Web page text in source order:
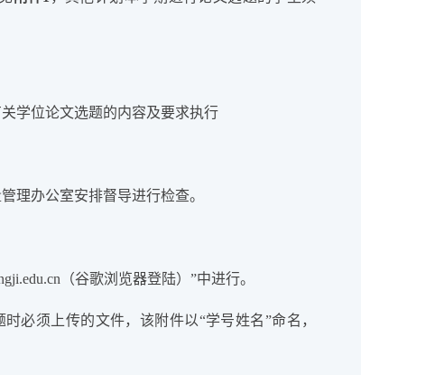
学位论文选题的内容及要求执行
理办公室安排督导进行检查。
（谷歌浏览器登陆）”中进行。
必须上传的文件，该附件以“学号姓名”命名，